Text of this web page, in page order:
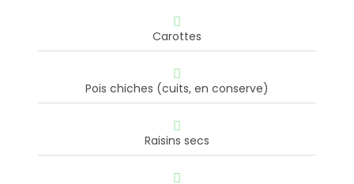
Carottes
Pois chiches (cuits, en conserve)
Raisins secs